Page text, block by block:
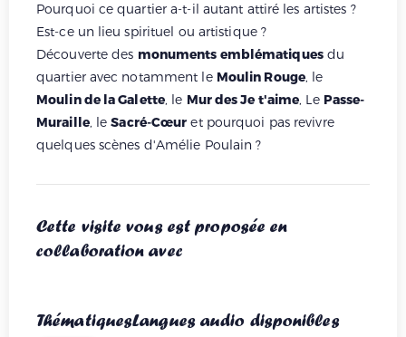
Pourquoi ce quartier a-t-il autant attiré les artistes ?
Est-ce un lieu spirituel ou artistique ?
Découverte des monuments emblématiquesdu
quartier avec notamment le Moulin Rouge, le
Moulin de la Galette, le Mur des Je t'aime, Le Passe-
Muraille, leSacré-Cœur et pourquoi pas revivre
quelques scènes d'Amélie Poulain ?
Cette visite vous est proposée en
collaboration avec
ThématiquesLangues audio disponibles